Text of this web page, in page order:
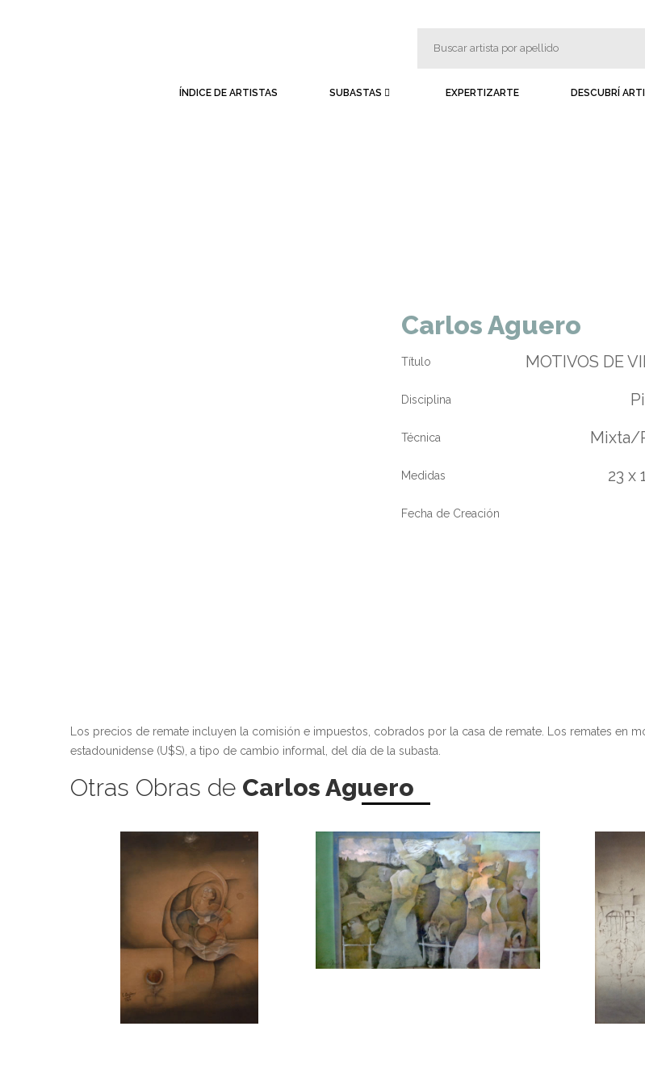
ÍNDICE DE ARTISTAS SUBASTAS EXPERTIZARTE DESCUBRÍ
Carlos Aguero
Título MOTIVOS DE
Disciplina
Técnica Mixta/
Medidas 23 x
Fecha de Creación
Los precios de remate incluyen la comisión e impuestos, cobrados por la casa de remate. Los remates en
estadounidense (U$S), a tipo de cambio informal, del día de la subasta.
Otras Obras de Carlos Aguero